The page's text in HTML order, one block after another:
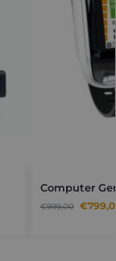
Computer
€999,00 €